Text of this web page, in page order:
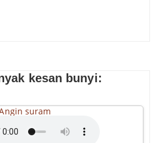
kesan bunyi:
suram